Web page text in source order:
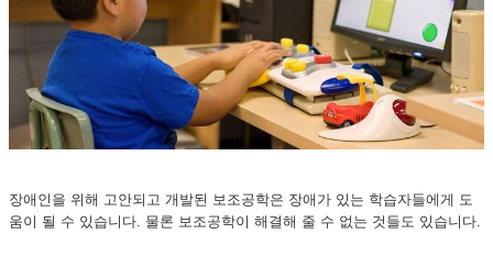
장애인을 위해 고안되고 개발된 보조공학은 장애가 있는 학습자들에게 도
움이 될 수 있습니다. 물론 보조공학이 해결해 줄 수 없는 것들도 있습니다.